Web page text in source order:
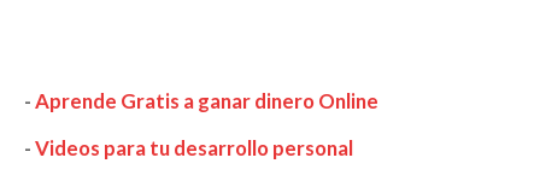
-Aprende Gratis a ganar dinero Online
-Videos para tu desarrollo personal